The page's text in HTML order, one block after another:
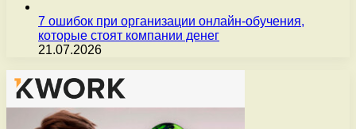
7 ошибок при организации онлайн-обучения,
которые стоят компании денег
21.07.2026